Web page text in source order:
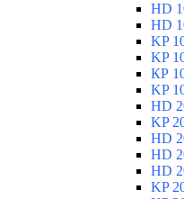
HD
HD
KP
KP
КР
KP
HD
KP
HD
HD
HD
KP